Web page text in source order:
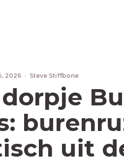
2026 · Steve Stiffbone
dorpje
uit